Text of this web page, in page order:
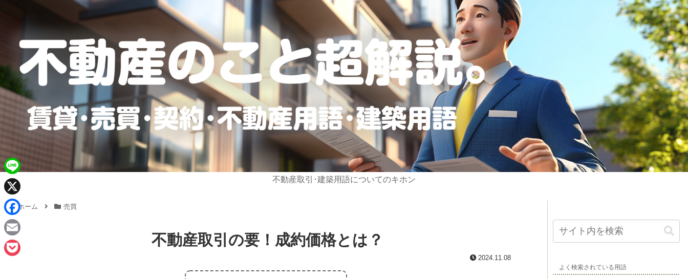
不動産取引･建築用語についてのキホン
ホーム 売買
不動産取引の要！成約価格とは？
2024.11.08
よく検索されている用語
L
n
e
X
F
a
c
E